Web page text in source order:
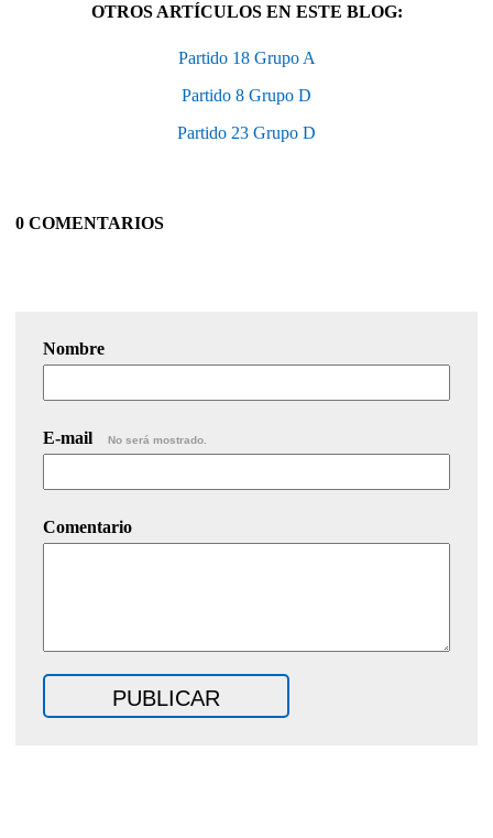
OTROS ARTÍCULOS EN ESTE BLOG:
Partido 18 Grupo A
Partido 8 Grupo D
Partido 23 Grupo D
0 COMENTARIOS
Nombre
E-mail No será mostrado.
Comentario